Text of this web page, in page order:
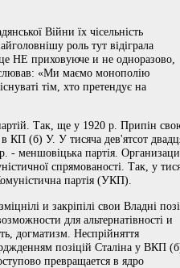
Війни їх чісельність
роль тут відіграла
НЕ приховуюче и не одноразово,
«Ми маємо монополію
тім, хто претендує на
Так, ще у 1920 р. Припін
в КП (б) У. У тисяча дев'ятсот
- меншовіцька партія.
спрямованості. Так, у
партія (УКП).
и закріпілі свои Владні
для альтернатівності и
догматизм. Неспрійняття
позіцій Сталіна у ВКП
превращается в ядро